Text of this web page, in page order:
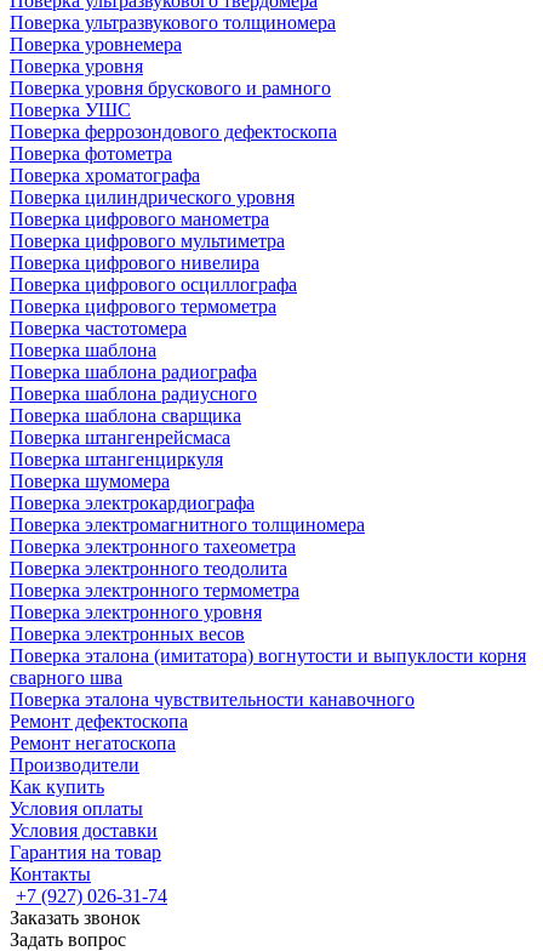
Поверка ультразвукового толщиномера
Поверка уровнемера
Поверка уровня
Поверка уровня брускового и рамного
Поверка УШС
Поверка феррозондового дефектоскопа
Поверка фотометра
Поверка хроматографа
Поверка цилиндрического уровня
Поверка цифрового манометра
Поверка цифрового мультиметра
Поверка цифрового нивелира
Поверка цифрового осциллографа
Поверка цифрового термометра
Поверка частотомера
Поверка шаблона
Поверка шаблона радиографа
Поверка шаблона радиусного
Поверка шаблона сварщика
Поверка штангенрейсмаса
Поверка штангенциркуля
Поверка шумомера
Поверка электрокардиографа
Поверка электромагнитного толщиномера
Поверка электронного тахеометра
Поверка электронного теодолита
Поверка электронного термометра
Поверка электронного уровня
Поверка электронных весов
Поверка эталона (имитатора) вогнутости и выпуклости корня
сварного шва
Поверка эталона чувствительности канавочного
Ремонт дефектоскопа
Ремонт негатоскопа
Производители
Как купить
Условия оплаты
Условия доставки
Гарантия на товар
Контакты
+7 (927) 026-31-74
Заказать звонок
Задать вопрос